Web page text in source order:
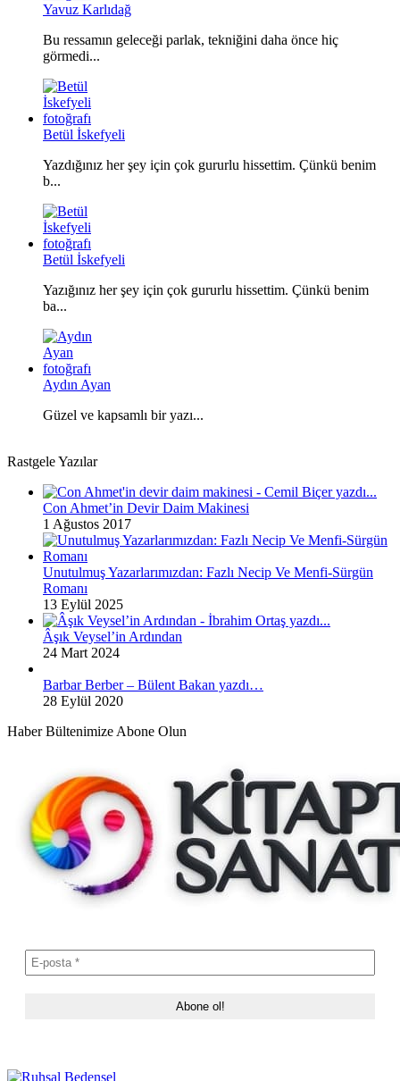
Yavuz Karlıdağ
Bu ressamın geleceği parlak, tekniğini daha önce hiç
görmedi...
Betül İskefyeli
Yazdığınız her şey için çok gururlu hissettim. Çünkü benim
b...
Betül İskefyeli
Yazığınız her şey için çok gururlu hissettim. Çünkü benim
ba...
Aydın Ayan
Güzel ve kapsamlı bir yazı...
Rastgele Yazılar
Con Ahmet’in Devir Daim Makinesi
1 Ağustos 2017
Unutulmuş Yazarlarımızdan: Fazlı Necip Ve Menfi-Sürgün
Romanı
13 Eylül 2025
Âşık Veysel’in Ardından
24 Mart 2024
Barbar Berber – Bülent Bakan yazdı…
28 Eylül 2020
Haber Bültenimize Abone Olun